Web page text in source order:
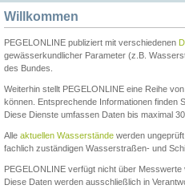
Willkommen
PEGELONLINE publiziert mit verschiedenen
gewässerkundlicher Parameter (z.B.
des Bundes.
Weiterhin stellt PEGELONLINE eine Reihe
können. Entsprechende Informationen finden
Diese Dienste umfassen Daten bis maximal
Alle aktuellen Wasserstände werden
fachlich zuständigen Wasserstraßen- und
PEGELONLINE verfügt nicht über Messwerte
Diese Daten werden ausschließlich in